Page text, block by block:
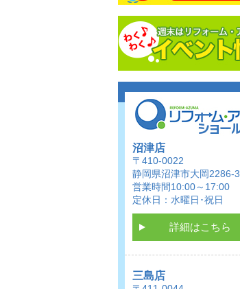
沼津店
〒410-0022
静岡県沼津市大岡2286-3
営業時間10:00～17:00
定休日：水曜日･祝日
詳細はこちら
三島店